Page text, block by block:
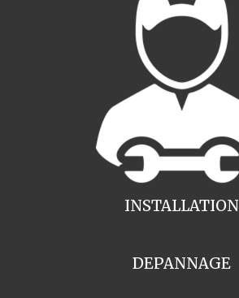
INSTALLATION
DEPANNAGE